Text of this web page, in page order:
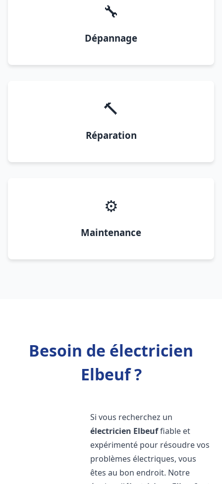
🔧
Dépannage
🔨
Réparation
⚙️
Maintenance
Besoin de électricien
Elbeuf ?
Si vous recherchez un
électricien Elbeuffiable et
expérimenté pour résoudre vos
problèmes électriques, vous
êtes au bon endroit. Notre